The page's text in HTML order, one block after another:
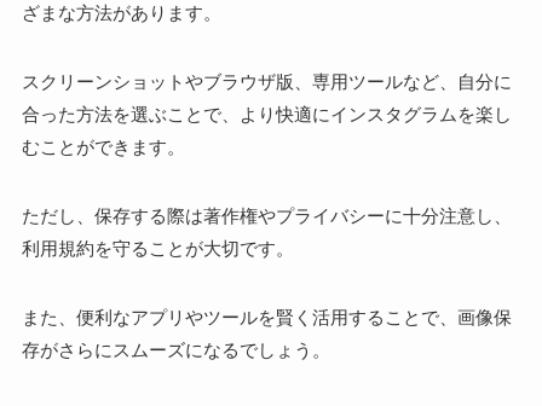
ざまな方法があります。
スクリーンショットやブラウザ版、専用ツールなど、自分に
合った方法を選ぶことで、より快適にインスタグラムを楽し
むことができます。
ただし、保存する際は著作権やプライバシーに十分注意し、
利用規約を守ることが大切です。
また、便利なアプリやツールを賢く活用することで、画像保
存がさらにスムーズになるでしょう。